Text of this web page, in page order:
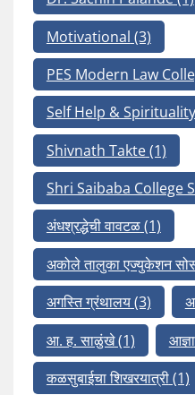
Motivational (3)
PES Modern Law
Self Help &
Shivnath Takte(1)
Shri Saibaba College
अंधश्रद्धेची वावटळ(1)
अकोले तालुका एज्युकेशन
अगस्ति ग्रंथालय(3)
आ. ह. साळुंखे(1)
कळसुबाईचा शिखरयात्री(1)